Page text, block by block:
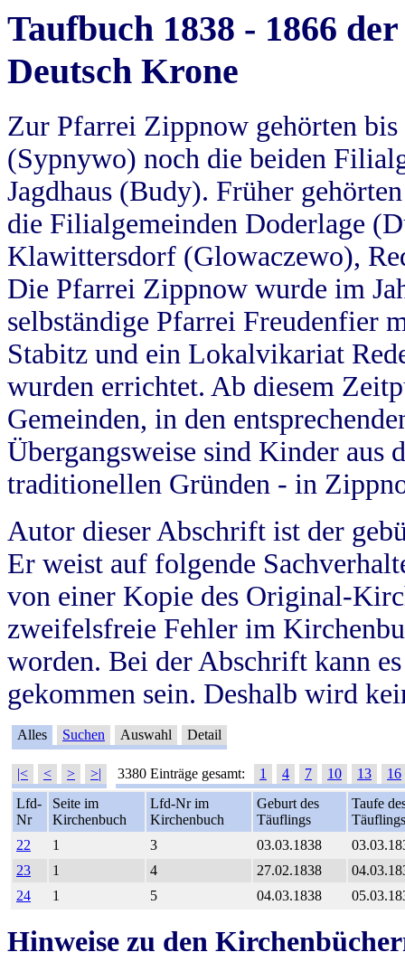
Taufbuch 1838 - 1866
Deutsch Krone
Zur Pfarrei Zippnow gehörten
(Sypnywo) noch die beiden
Jagdhaus (Budy). Früher
die Filialgemeinden Doderlage
Klawittersdorf (Glowaczewo),
Die Pfarrei Zippnow wurde im
selbständige Pfarrei Freudenfier
Stabitz und ein Lokalvikariat
wurden errichtet. Ab diesem
Gemeinden, in den
Übergangsweise sind Kinder aus
traditionellen Gründen - in
Autor dieser Abschrift ist der
Er weist auf folgende
von einer Kopie des Original-
zweifelsfreie Fehler im
worden. Bei der Abschrift kann
gekommen sein. Deshalb wird
Alles Suchen Auswahl Detail
|< < > >| 3380 Einträge gesamt: 1 4 7 10 13
16
Lfd-
Nr
Seite im
Kirchenbuch
Lfd-Nr im
Kirchenbuch
Geburt des
Täuflings
Taufe
Täuflings
22
1 3 03.03.1838
23
1 4 27.02.1838
24
1 5 04.03.1838
Hinweise zu den